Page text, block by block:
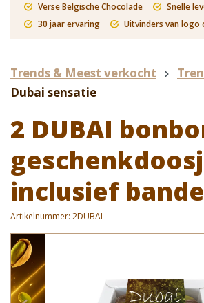
Verse Belgische Chocolade
Snelle
30 jaar ervaring
Uitvinders van logo
Trends & Meest verkocht
Dubai sensatie
2 DUBAI
inclusief
Artikelnummer: 2DUBAI